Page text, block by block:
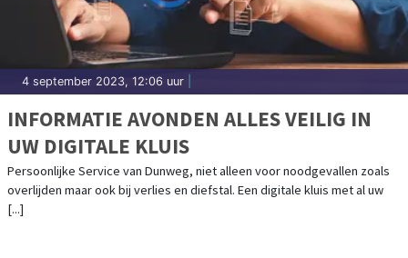
4 september 2023, 12:06 uur
INFORMATIE AVONDEN ALLES VEILIG IN
UW DIGITALE KLUIS
Persoonlijke Service van Dunweg, niet alleen voor noodgevallen zoals
overlijden maar ook bij verlies en diefstal. Een digitale kluis met al uw
[...]